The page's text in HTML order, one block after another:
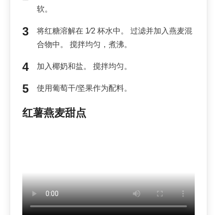
软。
将红糖溶解在 1⁄2 杯水中。 过滤并加入燕麦混
合物中。 搅拌均匀，煮沸。
加入椰奶和盐。 搅拌均匀。
使用葡萄干/坚果作为配料。
红薯燕麦甜点